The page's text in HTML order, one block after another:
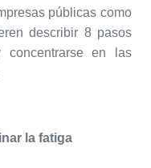
públicas como
describir 8 pasos
concentrarse en las
la fatiga